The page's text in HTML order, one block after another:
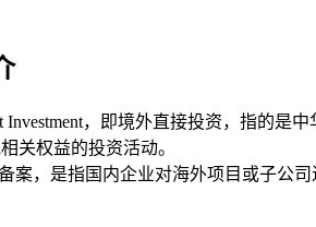
Investment，即境外直接投资，指的
关权益的投资活动。
案，是指国内企业对海外项目或子公